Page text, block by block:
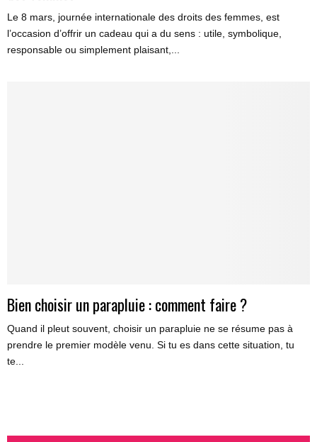
Le 8 mars, journée internationale des droits des femmes, est
l’occasion d’offrir un cadeau qui a du sens : utile, symbolique,
responsable ou simplement plaisant,...
Bien choisir un parapluie : comment faire ?
Quand il pleut souvent, choisir un parapluie ne se résume pas à
prendre le premier modèle venu. Si tu es dans cette situation, tu
te...